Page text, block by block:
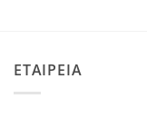
ΕΤΑΙΡΕΙΑ